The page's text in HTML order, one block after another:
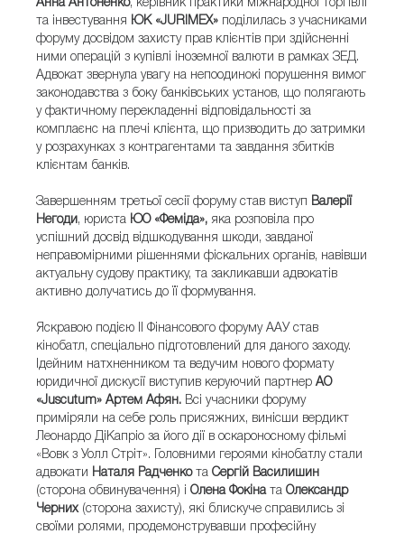
Анна Антоненко, керівник практики міжнародної торгівлі
та інвестування ЮК «JURIMEX» поділилась з учасниками
форуму досвідом захисту прав клієнтів при здійсненні
ними операцій з купівлі іноземної валюти в рамках ЗЕД.
Адвокат звернула увагу на непоодинокі порушення вимог
законодавства з боку банківських установ, що полягають
у фактичному перекладенні відповідальності за
комплаєнс на плечі клієнта, що призводить до затримки
у розрахунках з контрагентами та завдання збитків
клієнтам банків.
Завершенням третьої сесії форуму став виступ Валерії
Негоди, юриста ЮО «Феміда», яка розповіла про
успішний досвід відшкодування шкоди, завданої
неправомірними рішеннями фіскальних органів, навівши
актуальну судову практику, та закликавши адвокатів
активно долучатись до її формування.
Яскравою подією ІІ Фінансового форуму ААУ став
кінобатл, спеціально підготовлений для даного заходу.
Ідейним натхненником та ведучим нового формату
юридичної дискусії виступив керуючий партнер АО
«Juscutum» Артем Афян. Всі учасники форуму
приміряли на себе роль присяжних, винісши вердикт
Леонардо ДіКапріо за його дії в оскароносному фільмі
«Вовк з Уолл Стріт». Головними героями кінобатлу стали
адвокати Наталя Радченко та Сергій Василишин
(сторона обвинувачення) і Олена Фокіна та Олександр
Черних (сторона захисту), які блискуче справились зі
своїми ролями, продемонструвавши професійну